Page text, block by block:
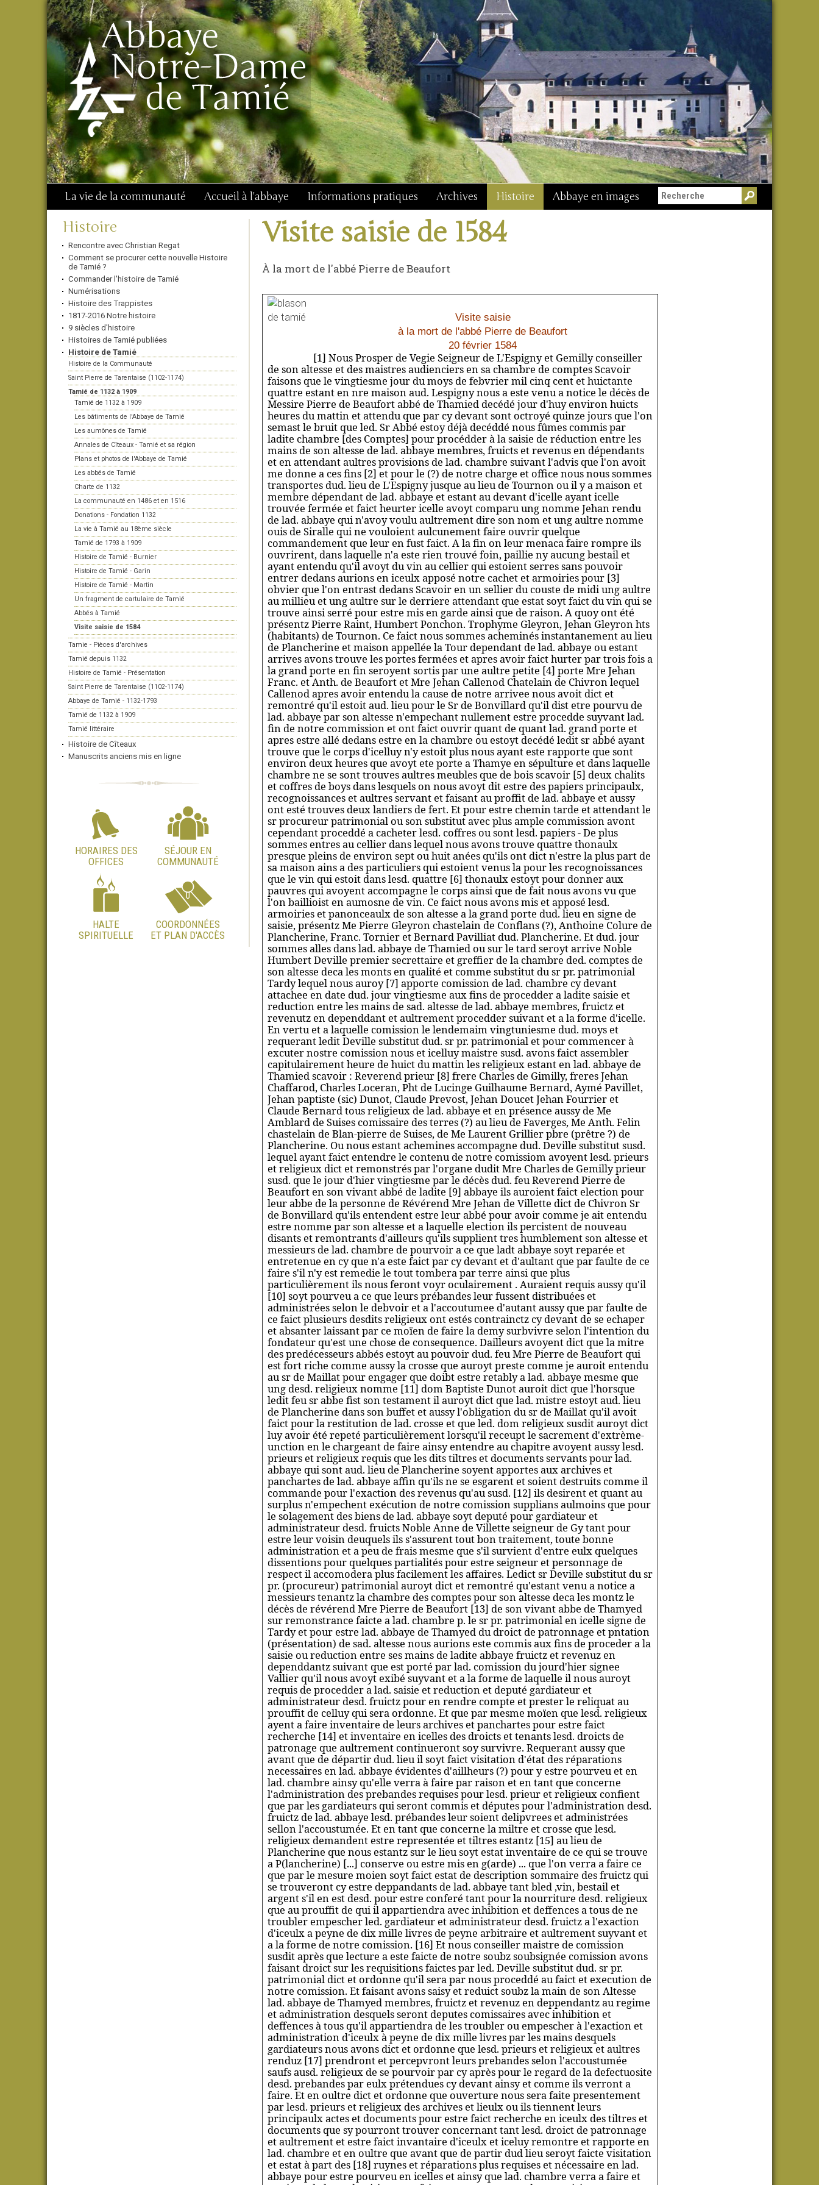
Aller
au
contenu.
|
Aller
à
navigation
Outils
personnels
Chercher par
Recherche
avancée…
La vie de la communauté Accueil à l'abbaye Informations pratiques Archives Histoire Abbaye en images
Navigation
Histoire
Rencontre avec Christian Regat
Comment se procurer cette nouvelle Histoire
de Tamié ?
Commander l'histoire de Tamié
Numérisations
Histoire des Trappistes
1817-2016 Notre histoire
9 siècles d'histoire
Histoires de Tamié publiées
Histoire de Tamié
Histoire de la Communauté
Saint Pierre de Tarentaise (1102-1174)
Tamié de 1132 à 1909
Tamié de 1132 à 1909
Les bâtiments de l'Abbaye de Tamié
Les aumônes de Tamié
Annales de Cîteaux - Tamié et sa région
Plans et photos de l'Abbaye de Tamié
Les abbés de Tamié
Charte de 1132
La communauté en 1486 et en 1516
Donations - Fondation 1132
La vie à Tamié au 18ème siècle
Tamié de 1793 à 1909
Histoire de Tamié - Burnier
Histoire de Tamié - Garin
Histoire de Tamié - Martin
Un fragment de cartulaire de Tamié
Abbés à Tamié
Visite saisie de 1584
Tamie - Pièces d'archives
Tamié depuis 1132
Histoire de Tamié - Présentation
Saint Pierre de Tarentaise (1102-1174)
Abbaye de Tamié - 1132-1793
Tamié de 1132 à 1909
Tamié littéraire
Histoire de Cîteaux
Manuscrits anciens mis en ligne
HORAIRES DES
OFFICES
SÉJOUR EN
COMMUNAUTÉ
HALTE
SPIRITUELLE
COORDONNÉES
ET PLAN D'ACCÈS
Visite saisie de 1584
À la mort de l'abbé Pierre de Beaufort
Visite saisie
à la mort de l'abbé Pierre de Beaufort
20 février 1584
[1] Nous Prosper de Vegie Seigneur de L'Espigny et Gemilly conseiller
de son altesse et des maistres audienciers en sa chambre de comptes Scavoir
faisons que le vingtiesme jour du moys de febvrier mil cinq cent et huictante
quattre estant en nre maison aud. Lespigny nous a este venu a notice le décès de
Messire Pierre de Beaufort abbé de Thamied decédé jour d'huy environ huicts
heures du mattin et attendu que par cy devant sont octroyé quinze jours que l'on
semast le bruit que led. Sr Abbé estoy déjà decéddé nous fûmes commis par
ladite chambre [des Comptes] pour procédder àla saisie de réduction entre les
mains de son altesse de lad. abbaye membres, fruicts et revenus en dépendants
et en attendant aultres provisions de lad. chambre suivant l'advis que l'on avoit
me donne a ces fins [2] et pour le (?) de notre charge et office nous nous sommes
transportes dud. lieu de L'Espigny jusque au lieu de Tournon ou il y a maison et
membre dépendant de lad. abbaye et estant au devant d'icelle ayant icelle
trouvée fermée et faict heurter icelle avoyt comparu ung nomme Jehan rendu
de lad. abbaye qui n'avoy voulu aultrement dire son nom et ung aultre nomme
ouis de Siralle qui ne vouloient aulcunement faire ouvrir quelque
commandement que leur en fust faict. A la fin on leur menaca faire rompre ils
ouvrirent, dans laquelle n'a este rien trouvé foin, paillie ny aucung bestail et
ayant entendu qu'il avoyt du vin au cellier qui estoient serres sans pouvoir
entrer dedans aurions en iceulx apposé notre cachet et armoiries pour [3]
obvier que l'on entrast dedans Scavoir en un sellier du couste de midi ung aultre
au millieu et ung aultre sur le derriere attendant que estat soyt faict du vin qui se
trouve ainsi serré pour estre mis en garde ainsi que de raison. A quoy ont été
présentz Pierre Raint, Humbert Ponchon. Trophyme Gleyron, Jehan Gleyron hts
(habitants) de Tournon. Ce faict nous sommes acheminés instantanement au lieu
de Plancherine et maison appellée la Tour dependant de lad. abbaye ou estant
arrives avons trouve les portes fermées et apres avoir faict hurter par trois fois a
la grand porte en fin seroyent sortis par une aultre petite [4] porte Mre Jehan
Franc. et Anth. de Beaufort et Mre Jehan Callenod Chatelain de Chivron lequel
Callenod apres avoir entendu la cause de notre arrivee nous avoit dict et
remontré qu'il estoit aud. lieu pour le Sr de Bonvillard qu'il dist etre pourvu de
lad. abbaye par son altesse n'empechant nullement estre procedde suyvant lad.
fin de notre commission et ont faict ouvrir quant de quant lad. grand porte et
apres estre allé dedans estre en la chambre ou estoyt decédé ledit sr abbé ayant
trouve que le corps d'icelluy n'y estoit plus nous ayant este rapporte que sont
environ deux heures que avoyt ete porte a Thamye en sépulture et dans laquelle
chambre ne se sont trouves aultres meubles que de bois scavoir [5] deux chalits
et coffres de boys dans lesquels on nous avoyt dit estre des papiers principaulx,
recognoissances et aultres servant et faisant au proffit de lad. abbaye et aussy
ont esté trouves deux landiers de fert. Et pour estre chemin tarde et attendant le
sr procureur patrimonial ou son substitut avec plus ample commission avont
cependant proceddé a cacheter lesd. coffres ou sont lesd. papiers - De plus
sommes entres au cellier dans lequel nous avons trouve quattre thonaulx
presque pleins de environ sept ou huit anées qu'ils ont dict n'estre la plus part de
sa maison ains a des particuliers qui estoient venus la pour les recognoissances
que le vin qui estoit dans lesd. quattre [6] thonaulx estoyt pour donner aux
pauvres qui avoyent accompagne le corps ainsi que de fait nous avons vu que
l'on baillioist en aumosne de vin. Ce faict nous avons mis et apposé lesd.
armoiries et panonceaulx de son altesse a la grand porte dud. lieu en signe de
saisie, présentz Me Pierre Gleyron chastelain de Conflans (?), Anthoine Colure de
Plancherine, Franc. Tornier et Bernard Pavilliat dud. Plancherine. Et dud. jour
sommes alles dans lad. abbaye de Thamied ou sur le tard seroyt arrive Noble
Humbert Deville premier secrettaire et greffier de la chambre ded. comptes de
son altesse deca les monts en qualité et comme substitut du sr pr. patrimonial
Tardy lequel nous auroy [7] apporte comission de lad. chambre cy devant
attachee en date dud. jour vingtiesme aux fins de procedder a ladite saisie et
reduction entre les mains de sad. altesse de lad. abbaye membres, fruictz et
revenutz en dependdant et aultrement procedder suivant et a la forme d'icelle.
En vertu et a laquelle comission le lendemaim vingtuniesme dud. moys et
requerant ledit Deville substitut dud. sr pr. patrimonial et pour commencer à
excuter nostre comission nous et icelluy maistre susd. avons faict assembler
capitulairement heure de huict du mattin les religieux estant en lad. abbaye de
Thamied scavoir : Reverend prieur [8] frere Charles de Gimilly, freres Jehan
Chaffarod, Charles Loceran, Pht de Lucinge Guilhaume Bernard, Aymé Pavillet,
Jehan paptiste (sic) Dunot, Claude Prevost, Jehan Doucet Jehan Fourrier et
Claude Bernard tous religieux de lad. abbaye et en présence aussy de Me
Amblard de Suises comissaire des terres (?) au lieu de Faverges, Me Anth. Felin
chastelain de Blan-pierre de Suises, de Me Laurent Grillier pbre (prêtre ?) de
Plancherine. Ou nous estant achemines accompagne dud. Deville substitut susd.
lequel ayant faict entendre le contenu de notre comissiom avoyent lesd. prieurs
et religieux dict et remonstrés par l'organe dudit Mre Charles de Gemilly prieur
susd. que le jour d'hier vingtiesme par le décès dud. feu Reverend Pierre de
Beaufort en son vivant abbé de ladite [9] abbaye ils auroient faict election pour
leur abbe de la personne de Révérend Mre Jehan de Villette dict de Chivron Sr
de Bonvillard qu'ils entendent estre leur abbé pour avoir comme je ait entendu
estre nomme par son altesse et a laquelle election ils percistent de nouveau
disants et remontrants d'ailleurs qu'ils supplient tres humblement son altesse et
messieurs de lad. chambre de pourvoir a ce que ladt abbaye soyt reparée et
entretenue en cy que n'a este faict par cy devant et d'aultant que par faulte de ce
faire s'il n'y est remedie le tout tombera par terre ainsi que plus
particulièrement ils nous feront voyr oculairement . Auraient requis aussy qu'il
[10] soyt pourveu a ce que leurs prébandes leur fussent distribuées et
administrées selon le debvoir et a l'accoutumee d'autant aussy que par faulte de
ce faict plusieurs desdits religieux ont estés contrainctz cy devant de se echaper
et absanter laissant par ce moïen de faire la demy surbvivre selon l'intention du
fondateur qu'est une chose de consequence. Dailleurs avoyent dict que la mitre
des predécesseurs abbés estoyt au pouvoir dud. feu Mre Pierre de Beaufort qui
est fort riche comme aussy la crosse que auroyt preste comme je auroit entendu
au sr de Maillat pour engager que doibt estre retably a lad. abbaye mesme que
ung desd. religieux nomme [11] dom Baptiste Dunot auroit dict que l'horsque
ledit feu sr abbe fist son testament il auroyt dict que lad. mistre estoyt aud. lieu
de Plancherine dans son buffet et aussy l'obligation du sr de Maillat qu'il avoit
faict pour la restitution de lad. crosse et que led. dom religieux susdit auroyt dict
luy avoir été repeté particulièrement lorsqu'il receupt le sacrement d'extrème-
unction en le chargeant de faire ainsy entendre au chapitre avoyent aussy lesd.
prieurs et religieux requis que les dits tiltres et documents servants pour lad.
abbaye qui sont aud. lieu de Plancherine soyent apportes aux archives et
panchartes de lad. abbaye affin qu'ils ne se esgarent et soient destruits comme il
commande pour l'exaction des revenus qu'au susd. [12] ils desirent et quant au
surplus n'empechent exécution de notre comission supplians aulmoins que pour
le solagement des biens de lad. abbaye soyt deputé pour gardiateur et
administrateur desd. fruicts Noble Anne de Villette seigneur de Gy tant pour
estre leur voisin deuquels ils s'assurent tout bon traitement, toute bonne
administration et a peu de frais mesme que s'il survient d'entre eulx quelques
dissentions pour quelques partialités pour estre seigneur et personnage de
respect il accomodera plus facilement les affaires. Ledict sr Deville substitut du sr
pr. (procureur) patrimonial auroyt dict et remontré qu'estant venu a notice a
messieurs tenantz la chambre des comptes pour son altesse deca les montz le
décès de révérend Mre Pierre de Beaufort [13] de son vivant abbe de Thamyed
sur remonstrance faicte a lad. chambre p. le sr pr. patrimonial en icelle signe de
Tardy et pour estre lad. abbaye de Thamyed du droict de patronnage et pntation
(présentation) de sad. altesse nous aurions este commis aux fins de proceder a la
saisie ou reduction entre ses mains de ladite abbaye fruictz et revenuz en
dependdantz suivant que est porté par lad. comission du jourd'hier signee
Vallier qu'il nous avoyt exibé suyvant et a la forme de laquelle il nous auroyt
requis de procedder a lad. saisie et reduction et deputé gardiateur et
administrateur desd. fruictz pour en rendre compte et prester le reliquat au
prouffit de celluy qui sera ordonne. Et que par mesme moïen que lesd. religieux
ayent a faire inventaire de leurs archives et panchartes pour estre faict
recherche [14] et inventaire en icelles des droicts et tenants lesd. droicts de
patronage que aultrement continueront soy survivre. Requerant aussy que
avant que de départir dud. lieu il soyt faict visitation d'état des réparations
necessaires en lad. abbaye évidentes d'aillheurs (?) pour y estre pourveu et en
lad. chambre ainsy qu'elle verra à faire par raison et en tant que concerne
l'administration des prebandes requises pour lesd. prieur et religieux confient
que par les gardiateurs qui seront commis et députes pour l'administration desd.
fruictz de lad. abbaye lesd. prébandes leur soient delipvrees et administrées
sellon l'accoustumée. Et en tant que concerne la miltre et crosse que lesd.
religieux demandent estre representée et tiltres estantz [15] au lieu de
Plancherine que nous estantz sur le lieu soyt estat inventaire de ce qui se trouve
a P(lancherine) [...] conserve ou estre mis en g(arde) ... que l'on verra a faire ce
que par le mesure moien soyt faict estat de description sommaire des fruictz qui
se trouveront cy estre deppandants de lad. abbaye tant bled ,vin, bestail et
argent s'il en est desd. pour estre conferé tant pour la nourriture desd. religieux
que au prouffit de qui il appartiendra avec inhibition et deffences a tous de ne
troubler empescher led. gardiateur et administrateur desd. fruictz a l'exaction
d'iceulx a peyne de dix mille livres de peyne arbitraire et aultrement suyvant et
a la forme de notre comission. [16] Et nous conseiller maistre de comission
susdit après que lecture a este faicte de notre soubz soubsignée comission avons
faisant droictsur les requisitions faictes par led. Deville substitut dud. sr pr.
patrimonial dict et ordonne qu'il sera par nous proceddé au faict et execution de
notre comission. Et faisant avons saisy et reduict soubz la main de son Altesse
lad. abbaye de Thamyed membres, fruictz et revenuz en deppendantz au regime
et administration desquels seront deputes comissaires avec inhibition et
deffences à tous qu'il appartiendra de lestroubler ou empescher à l'exaction et
administration d'iceulxàpeyne de dix mille livres par les mains desquels
gardiateurs nous avons dict et ordonne que lesd. prieurs et religieux et aultres
renduz [17] prendront et percepvront leurs prebandes selon l'accoustumée
saufs ausd. religieux de se pourvoir par cy après pour le regard de la defectuosite
desd. prebandes par eulx prétendues cy devant ainsy et comme ils verront a
faire. Et en oultre dict et ordonne que ouverture nous sera faite presentement
par lesd. prieurs et religieux des archives et lieulx ou ils tiennent leurs
principaulx actes et documents pour estre faict recherche en iceulx des tiltres et
documents que sy pourront trouver concernant tant lesd. droict de patronnage
et aultrement et estre faict invantaire d'iceulx et iceluyremontre et rapporte en
lad. chambre et en oultre que avant que de partir dud lieu seroyt faicte visitation
et estat à part des [18] ruynes et réparations plus requises et nécessaire en lad.
abbaye pour estre pourveu en icelles et ainsy que lad. chambre verra a faire et